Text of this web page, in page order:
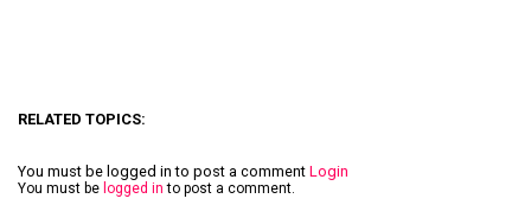
RELATED TOPICS:
You must be logged in to post a comment Login
You must be logged in to post a comment.